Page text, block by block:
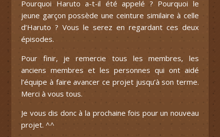
Pourquoi Haruto a-t-il été appelé ? Pourquoi le
jeune garçon possède une ceinture similaire à celle
d’Haruto ? Vous le serez en regardant ces deux
épisodes.
Pour finir, je remercie tous les membres, les
anciens membres et les personnes qui ont aidé
l’équipe à faire avancer ce projet jusqu’à son terme.
Merci à vous tous.
Je vous dis donc à la prochaine fois pour un nouveau
projet. ^^